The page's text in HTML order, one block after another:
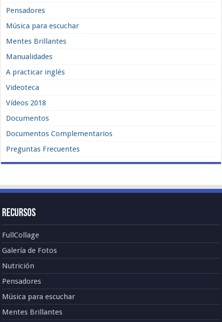
Pensadores
Música para escuchar
Mentes Brillantes
Manualidades
A practicar inglés
Videoteca
Vídeos 2018
Documentos
Documentos Complementarios
Preguntas Frecuentes
Recursos
FullCollage
Galería de Fotos
Nutrición
Pensadores
Música para escuchar
Mentes Brillantes